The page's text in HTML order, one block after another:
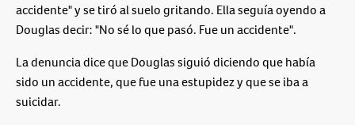
accidente" y se tiró al suelo gritando. Ella seguía oyendo a
Douglas decir: "No sé lo que pasó. Fue un accidente".
La denuncia dice que Douglas siguió diciendo que había
sido un accidente, que fue una estupidez y que se iba a
suicidar.